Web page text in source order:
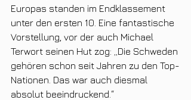
Europas standen im Endklassement
unter den ersten 10. Eine fantastische
Vorstellung, vor der auch Michael
Terwort seinen Hut zog: „Die Schweden
gehören schon seit Jahren zu den Top-
Nationen. Das war auch diesmal
absolut beeindruckend.“